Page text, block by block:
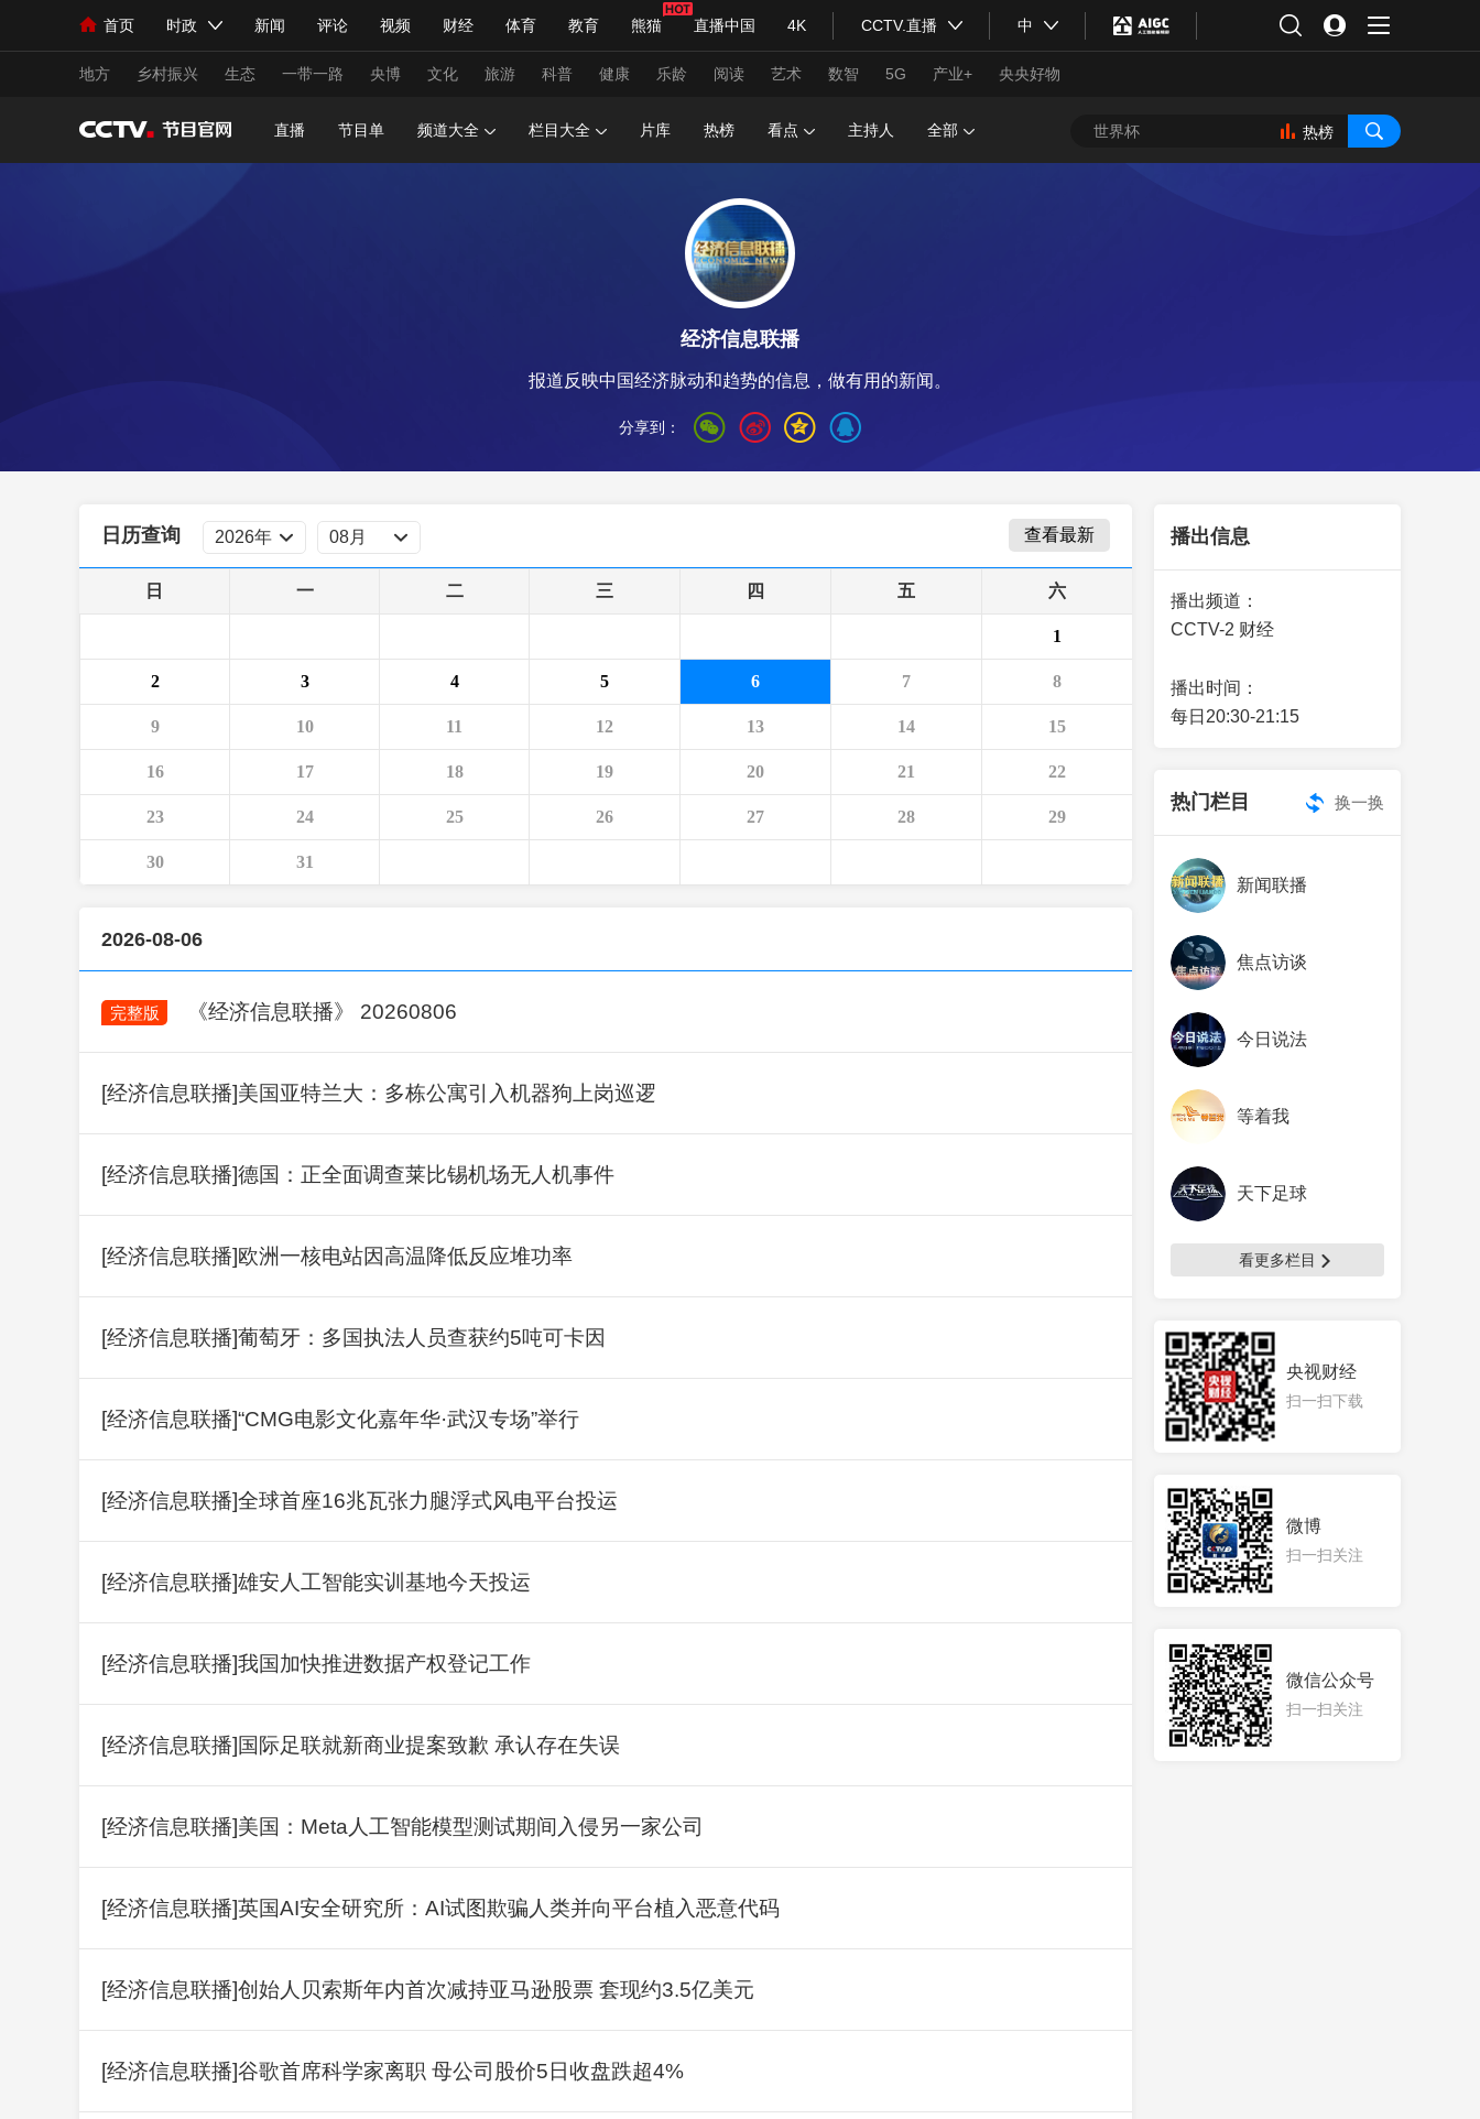
首页 时政 新闻 评论 视频 财经 体育 教育 熊猫 直播中国 4K CCTV.直播 中
人民领袖习近平 联播+ 中国领导人 央视快评 习式妙语 热解读 天天学习
直播 栏目大全 节目单 听音 微视频 主持人 下载央视影音
海外频道 iPanda English Монгол
地方 乡村振兴 生态 一带一路 央博 文化 旅游 科普 健康 乐龄 阅读 艺术 数智 5G 产业+ 央央好物
人物 公益
央视网评 光华锐评
4K专区 全景新闻
新兵请入列 人生第一次 人生第二次
NBA 中超 国足 国际足球
VIP会员 CCTV奥林匹克频道 生活体育大会 体育江湖 文化体育 冰雪道路 足球道路
财经 教育 乡村振兴 生态环境 艺术 汽车 数智 5G
大国智造 大国展会 大国保险 云顶对话 云起 超级工厂 智敬中国 全民健康 颜选攻略 海洋 时尚 天气 才艺 网展 央央好物
CCTV.节目官网 总台企业白名单
直播 节目单 频道大全 栏目大全 片库 热榜 看点 主持人 全部 热榜
经济信息联播
报道反映中国经济脉动和趋势的信息，做有用的新闻。
分享到：
日历查询 查看最新
日 一 二 三 四 五 六
1
2 3 4 5 6 7 8
9 10 11 12 13 14 15
16 17 18 19 20 21 22
23 24 25 26 27 28 29
30 31
2026-08-06
完整版 《经济信息联播》 20260806
[经济信息联播]美国亚特兰大：多栋公寓引入机器狗上岗巡逻
[经济信息联播]德国：正全面调查莱比锡机场无人机事件
[经济信息联播]欧洲一核电站因高温降低反应堆功率
[经济信息联播]葡萄牙：多国执法人员查获约5吨可卡因
[经济信息联播]“CMG电影文化嘉年华·武汉专场”举行
[经济信息联播]全球首座16兆瓦张力腿浮式风电平台投运
[经济信息联播]雄安人工智能实训基地今天投运
[经济信息联播]我国加快推进数据产权登记工作
[经济信息联播]国际足联就新商业提案致歉 承认存在失误
[经济信息联播]美国：Meta人工智能模型测试期间入侵另一家公司
[经济信息联播]英国AI安全研究所：AI试图欺骗人类并向平台植入恶意代码
[经济信息联播]创始人贝索斯年内首次减持亚马逊股票 套现约3.5亿美元
[经济信息联播]谷歌首席科学家离职 母公司股价5日收盘跌超4%
播出信息
播出频道：
CCTV-2 财经
播出时间：
每日20:30-21:15
热门栏目
新闻联播
焦点访谈
今日说法
等着我
天下足球
换一换
看更多栏目
央视财经
扫一扫下载
微博
扫一扫关注
微信公众号
扫一扫关注